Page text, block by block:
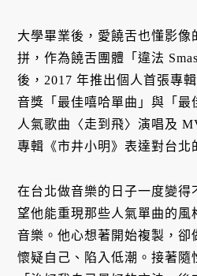
大學畢業後，愛饒舌也懂影像
拼，作為饒舌團體「違法
後，2017 年推出個人首張專
音獎「最佳嘻哈單曲」與「最
人氣歌曲〈走到飛〉演唱及
專輯《市井小明》表達對台北
在台北做音樂的日子一度變得
望他能重現那些人氣單曲的風
音樂。他心想著開始複製，卻
懷疑自己、陷入低潮。接著隨